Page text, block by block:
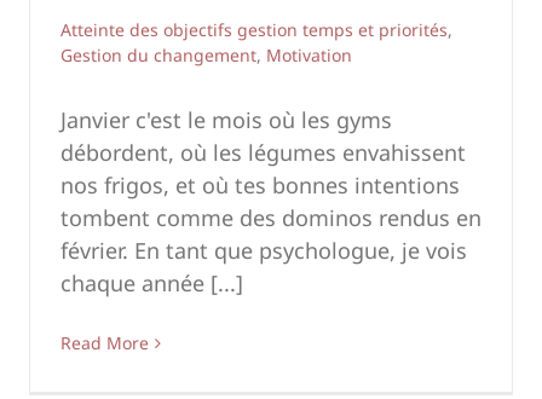
Atteinte des objectifs gestion temps et priorités,
Gestion du changement, Motivation
Janvier c'est le mois où les gyms
débordent, où les légumes envahissent
nos frigos, et où tes bonnes intentions
tombent comme des dominos rendus en
février. En tant que psychologue, je vois
chaque année [...]
Read More